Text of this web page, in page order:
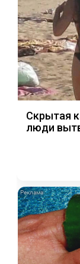
Скрытая
люди